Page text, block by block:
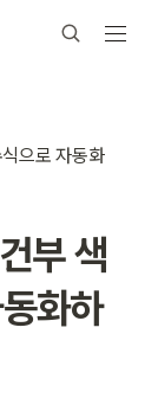
으로 자동화
부 색
화하